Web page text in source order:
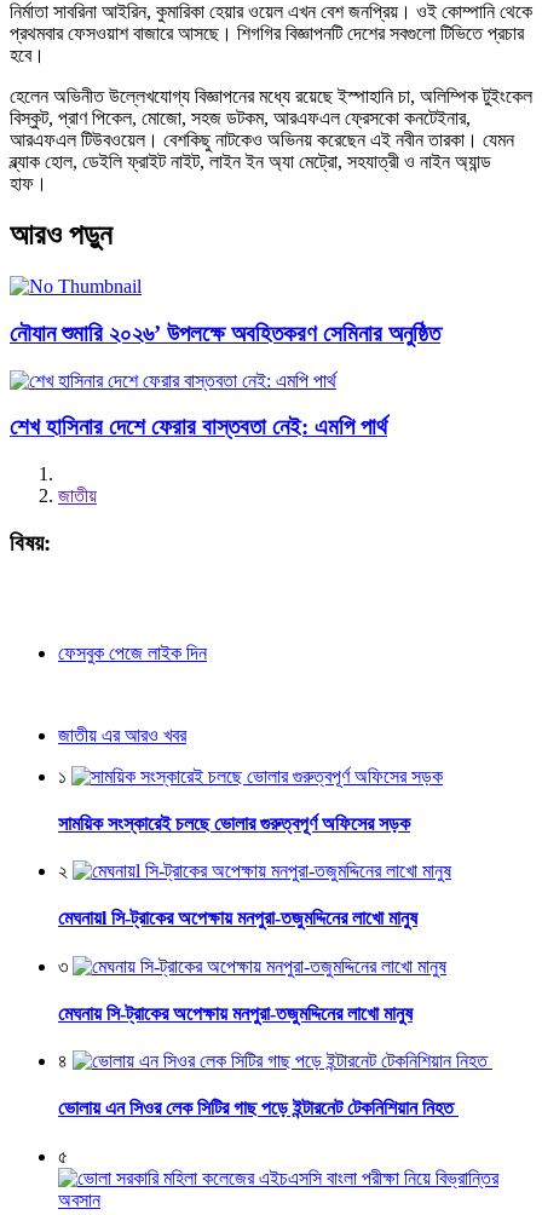
নির্মাতা সাবরিনা আইরিন, কুমারিকা হেয়ার ওয়েল এখন বেশ জনপ্রিয়। ওই কোম্পানি থেকে
প্রথমবার ফেসওয়াশ বাজারে আসছে। শিগগির বিজ্ঞাপনটি দেশের সবগুলো টিভিতে প্রচার
হবে।
হেলেন অভিনীত উল্লেখযোগ্য বিজ্ঞাপনের মধ্যে রয়েছে ইস্পাহানি চা, অলিম্পিক টুইংকেল
বিস্কুট, প্রাণ পিকেল, মোজো, সহজ ডটকম, আরএফএল ফ্রেসকো কনটেইনার,
আরএফএল টিউবওয়েল। বেশকিছু নাটকেও অভিনয় করেছেন এই নবীন তারকা। যেমন
ব্ল্যাক হোল, ডেইলি ফ্রাইট নাইট, লাইন ইন অ্যা মেট্রো, সহযাত্রী ও নাইন অ্যান্ড
হাফ।
আরও পড়ুন
নৌযান শুমারি ২০২৬’ উপলক্ষে অবহিতকরণ সেমিনার অনুষ্ঠিত
শেখ হাসিনার দেশে ফেরার বাস্তবতা নেই: এমপি পার্থ
জাতীয়
বিষয়:
ফেসবুক পেজে লাইক দিন
জাতীয় এর আরও খবর
১
সাময়িক সংস্কারেই চলছে ভোলার গুরুত্বপূর্ণ অফিসের সড়ক
২
মেঘনায়l সি-ট্রাকের অপেক্ষায় মনপুরা-তজুমদ্দিনের লাখো মানুষ
৩
মেঘনায় সি-ট্রাকের অপেক্ষায় মনপুরা-তজুমদ্দিনের লাখো মানুষ
৪
ভোলায় এন সিওর লেক সিটির গাছ পড়ে ইন্টারনেট টেকনিশিয়ান নিহত
৫